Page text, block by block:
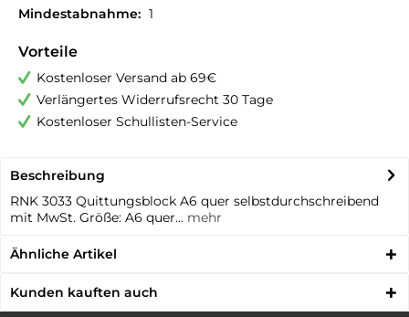
Mindestabnahme: 1
Vorteile
Kostenloser Versand ab 69€
Verlängertes Widerrufsrecht 30 Tage
Kostenloser Schullisten-Service
Beschreibung
RNK 3033 Quittungsblock A6 quer selbstdurchschreibend
mit MwSt. Größe: A6 quer... mehr
Ähnliche Artikel
Kunden kauften auch